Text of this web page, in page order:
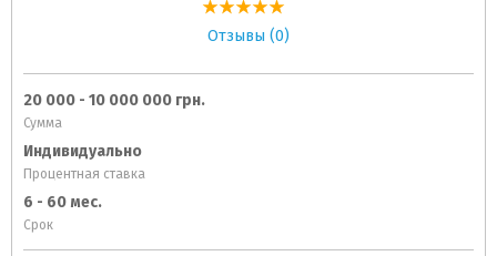
Отзывы (0)
20 000 - 10 000 000 грн.
Сумма
Индивидуально
Процентная ставка
6 - 60 мес.
Срок